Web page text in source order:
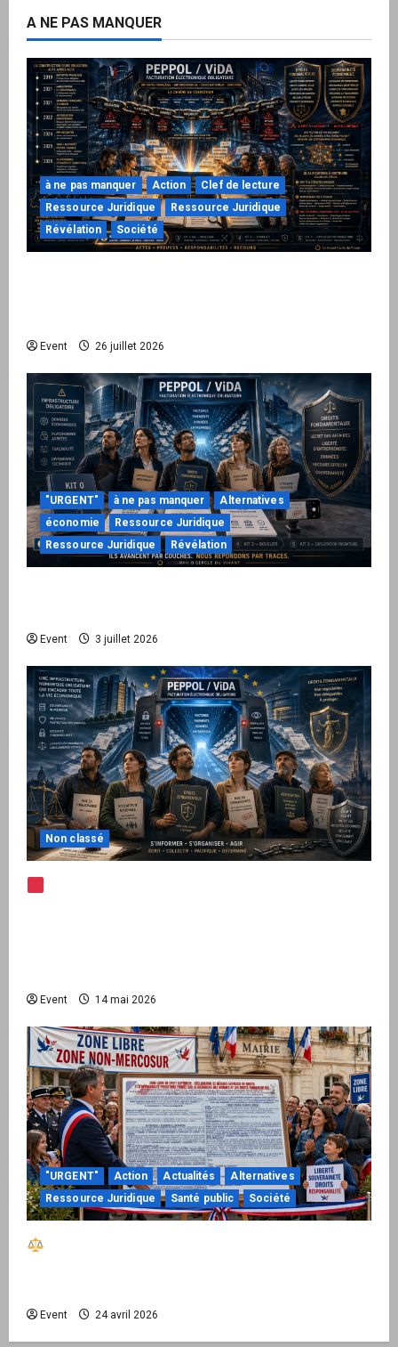
A NE PAS MANQUER
à ne pas manquer Action
Clef de lecture
Ressource Juridique
Ressource Juridique
Révélation
Société
Event 26 juillet 2026
"URGENT" à ne pas manquer
Alternatives
économie
Ressource Juridique
Ressource Juridique
Révélation
Event 3 juillet 2026
Non classé
Event 14 mai 2026
"URGENT" Action Actualités
Alternatives
Ressource Juridique
Santé public Société
Event 24 avril 2026